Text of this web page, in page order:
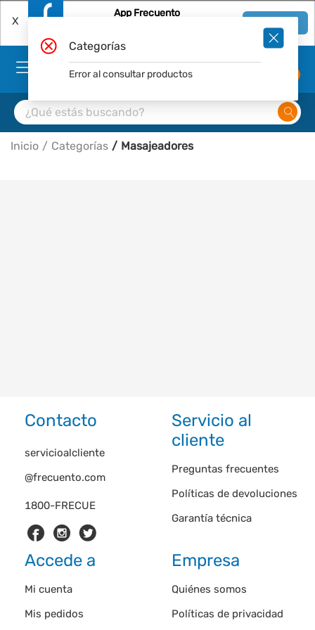
X
App Frecuento
Inicio Categorías Masajeadores
Contacto
1800-FRECUE
servicioalcliente
@frecuento.com
Servicio al
cliente
Preguntas frecuentes
Políticas de devoluciones
Garantía técnica
Accede a
Mi cuenta
Mis pedidos
Empresa
Quiénes somos
Políticas de privacidad
Categorías
Error al consultar productos